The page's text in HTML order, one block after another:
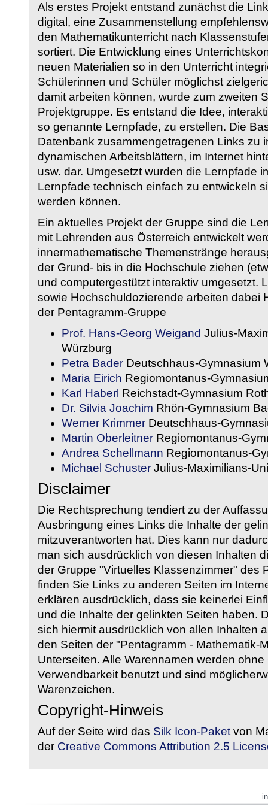
Als erstes Projekt entstand zunächst die
digital, eine Zusammenstellung
den Mathematikunterricht nach
sortiert. Die Entwicklung eines
neuen Materialien so in den Unterricht
Schülerinnen und Schüler möglichst
damit arbeiten können, wurde zum zweiten
Projektgruppe. Es entstand die Idee,
so genannte Lernpfade, zu erstellen. Die
Datenbank zusammengetragenen Links zu
dynamischen Arbeitsblättern, im Internet
usw. dar. Umgesetzt wurden die Lernpfade
Lernpfade technisch einfach zu entwickeln
werden können.
Ein aktuelles Projekt der Gruppe sind die
mit Lehrenden aus Österreich entwickelt
innermathematische Themenstränge
der Grund- bis in die Hochschule ziehen
und computergestützt interaktiv umgesetzt.
sowie Hochschuldozierende arbeiten dabei
der Pentagramm-Gruppe
Prof. Hans-Georg Weigand Julius-
Würzburg
Petra Bader Deutschhaus-Gymnasium
Maria Eirich Regiomontanus-
Karl Haberl Reichstadt-Gymnasium
Dr. Silvia Joachim Rhön-Gymnasium
Werner Krimmer Deutschhaus-
Martin Oberleitner Regiomontanus-
Andrea Schellmann Regiomontanus-
Michael Schuster Julius-Maximilians-
Disclaimer
Die Rechtsprechung tendiert zu der
Ausbringung eines Links die Inhalte der
mitzuverantworten hat. Dies kann nur
man sich ausdrücklich von diesen Inhalten
der Gruppe "Virtuelles Klassenzimmer" des
finden Sie Links zu anderen Seiten im
erklären ausdrücklich, dass sie keinerlei
und die Inhalte der gelinkten Seiten haben.
sich hiermit ausdrücklich von allen Inhalten
den Seiten der "Pentagramm - Mathematik-
Unterseiten. Alle Warennamen werden
Verwendbarkeit benutzt und sind
Warenzeichen.
Copyright-Hinweis
Auf der Seite wird das Silk Icon-Paket von
der Creative Commons Attribution 2.5